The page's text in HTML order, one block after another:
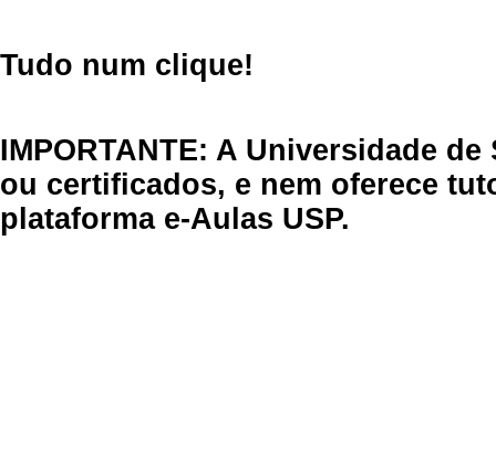
Tudo num clique!
IMPORTANTE: A Universidade
ou certificados, e nem oferece
plataforma e-Aulas USP.